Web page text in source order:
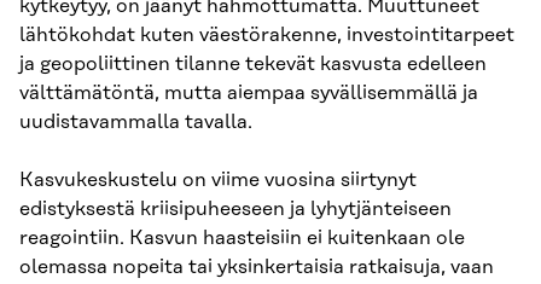
kytkeytyy, on jäänyt hahmottumatta. Muuttuneet
lähtökohdat kuten väestörakenne, investointitarpeet
ja geopoliittinen tilanne tekevät kasvusta edelleen
välttämätöntä, mutta aiempaa syvällisemmällä ja
uudistavammalla tavalla.
Kasvukeskustelu on viime vuosina siirtynyt
edistyksestä kriisipuheeseen ja lyhytjänteiseen
reagointiin. Kasvun haasteisiin ei kuitenkaan ole
olemassa nopeita tai yksinkertaisia ratkaisuja, vaan